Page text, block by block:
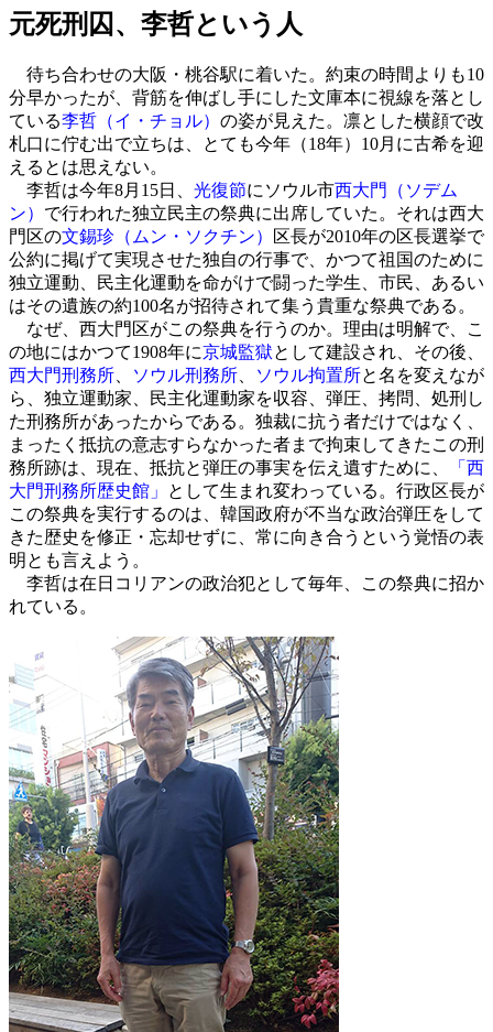
元死刑囚、李哲という人
待ち合わせの大阪・桃谷駅に着いた。約束の時間よりも10
分早かったが、背筋を伸ばし手にした文庫本に視線を落とし
ている李哲（イ・チョル） の姿が見えた。凛とした横顔で改
札口に佇む出で立ちは、とても今年（18年）10月に古希を迎
えるとは思えない。
李哲は今年8月15日、 光復節にソウル市西大門（ソデム
ン） で行われた独立民主の祭典に出席していた。それは西大
門区の文錫珍（ムン・ソクチン）
区長が2010年の区長選挙で
公約に掲げて実現させた独自の行事で、かつて祖国のために
独立運動、民主化運動を命がけで闘った学生、市民、あるい
はその遺族の約100名が招待されて集う貴重な祭典である。
なぜ、西大門区がこの祭典を行うのか。理由は明解で、こ
の地にはかつて1908年に京城監獄として建設され、その後、
西大門刑務所
ソウル刑務所 ソウル拘置所と名を変えなが
ら、独立運動家、民主化運動家を収容、弾圧、拷問、処刑し
た刑務所があったからである。独裁に抗う者だけではなく、
まったく抵抗の意志すらなかった者まで拘束してきたこの刑
務所跡は、現在、抵抗と弾圧の事実を伝え遺すために、
「西
大門刑務所歴史館」
として生まれ変わっている。行政区長が
この祭典を実行するのは、韓国政府が不当な政治弾圧をして
きた歴史を修正・忘却せずに、常に向き合うという覚悟の表
明とも言えよう。
李哲は在日コリアンの政治犯として毎年、この祭典に招か
れている。